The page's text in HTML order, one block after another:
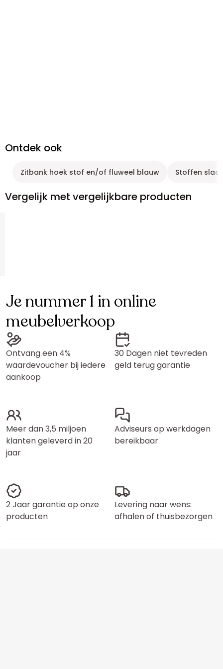
Ontdek ook
Zitbank hoek stof en/of fluweel blauw Stoffen
Vergelijk met vergelijkbare producten
Je nummer 1 in online
meubelverkoop
Ontvang een 4%
waardevoucher bij iedere
aankoop
30 Dagen niet tevreden
geld terug garantie
Meer dan 3,5 miljoen
klanten geleverd in 20
jaar
Adviseurs op werkdagen
bereikbaar
2 Jaar garantie op onze
producten
Levering naar wens:
afhalen of thuisbezorgen